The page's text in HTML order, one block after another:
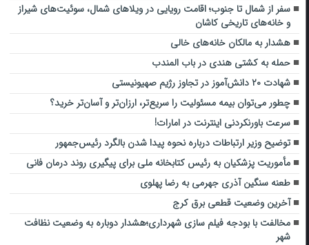
سفر از شمال تا جنوب؛ اقامت رویایی در ویلاهای شمال، سوئیت‌های شیراز
و خانه‌های تاریخی کاشان
هشدار به مالکان خانه‌های خالی
حمله به کشتی هندی در باب المندب
شهادت ۲۰ دانش‌آموز در تجاوز رژیم صهیونیستی
چطور می‌توان بیمه مسئولیت را سریع‌تر، ارزان‌تر و آسان‌تر خرید؟
سرعت باورنکردنی اینترنت در امارات!
توضیح وزیر ارتباطات درباره نحوه پیدا شدن بالگرد رئیس‌جمهور
مأموریت پزشکیان به رئیس کتابخانه ملی برای پیگیری روند درمان فانی
طعنه سنگین آذری جهرمی به رضا پهلوی
آخرین وضعیت قطعی برق کرج
مخالفت با بودجه فیلم سازی شهرداری؛هشدار دوباره به وضعیت نظافت
شهر